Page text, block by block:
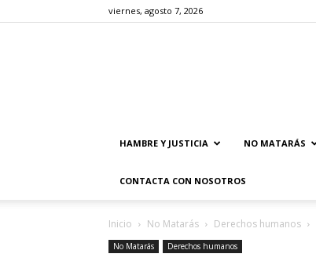
viernes, agosto 7, 2026
HAMBRE Y JUSTICIA NO MATARÁS
CONTACTA CON NOSOTROS
Inicio No Matarás Derechos humanos
No Matarás Derechos humanos